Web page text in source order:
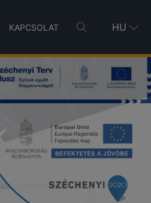
KAPCSOLAT HU